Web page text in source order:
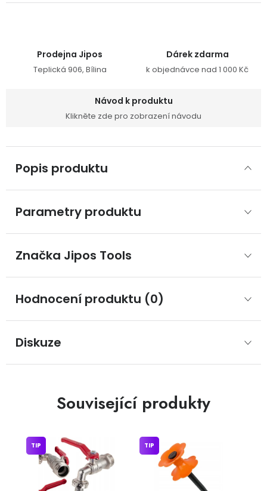
Prodejna Jipos
Teplická 906, Bílina
Dárek zdarma
k objednávce nad 1 000 Kč
Návod k produktu
Klikněte zde pro zobrazení návodu
Popis produktu
Parametry produktu
Značka Jipos Tools
Hodnocení produktu (0)
Diskuze
Související produkty
TIP TIP